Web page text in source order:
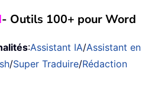
- Outils 100+ pour Word
:Assistant IA/Assistant en
/Super Traduire/Rédaction